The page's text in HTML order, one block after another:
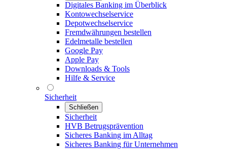
Digitales Banking im Überblick
Kontowechselservice
Depotwechselservice
Fremdwährungen bestellen
Edelmetalle bestellen
Google Pay
Apple Pay
Downloads & Tools
Hilfe & Service
Sicherheit
Schließen
Sicherheit
HVB Betrugsprävention
Sicheres Banking im Alltag
Sicheres Banking für Unternehmen